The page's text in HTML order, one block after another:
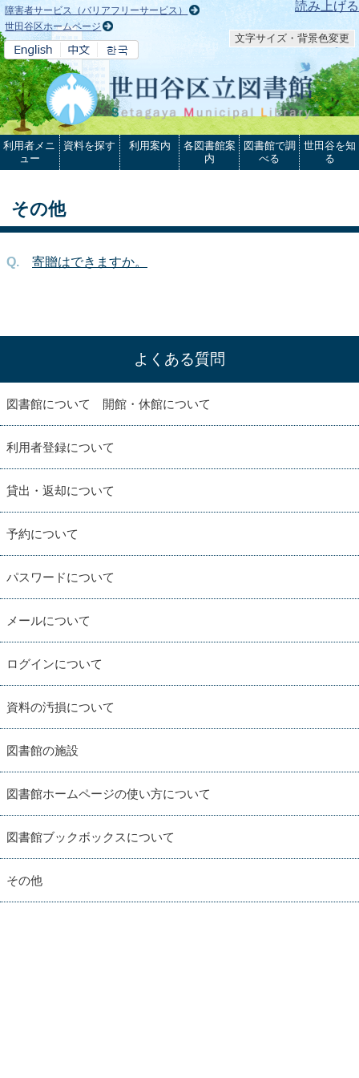
本文へ 読み上げる
障害者サービス（バリアフリーサービス）
世田谷区ホームページ
文字サイズ・背景色変更
利用者メニ
ュー
資料を探す 利用案内
各図書館案
内
図書館で調
べる
世田谷を知
る
その他
寄贈はできますか。
よくある質問
図書館について 開館・休館について
利用者登録について
貸出・返却について
予約について
パスワードについて
メールについて
ログインについて
資料の汚損について
図書館の施設
図書館ホームページの使い方について
図書館ブックボックスについて
その他